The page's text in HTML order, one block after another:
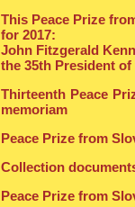
This Peace Prize
for 2017:
John Fitzgerald
the 35th President of
Thirteenth Peace
memoriam
Peace Prize from
Collection
Peace Prize from